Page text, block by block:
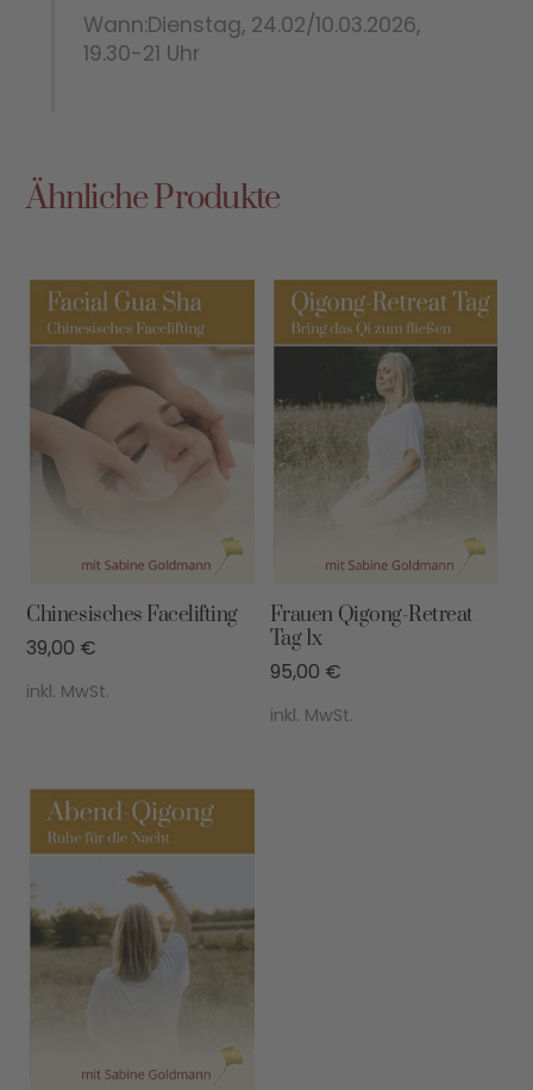
Wann:Dienstag, 24.02/10.03.2026,
19.30-21 Uhr
Ähnliche Produkte
Chinesisches Facelifting
39,00 €
inkl. MwSt.
Frauen Qigong-Retreat
Tag 1x
95,00 €
inkl. MwSt.